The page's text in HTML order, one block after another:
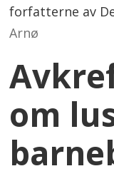
forfatterne av
Arnø
om